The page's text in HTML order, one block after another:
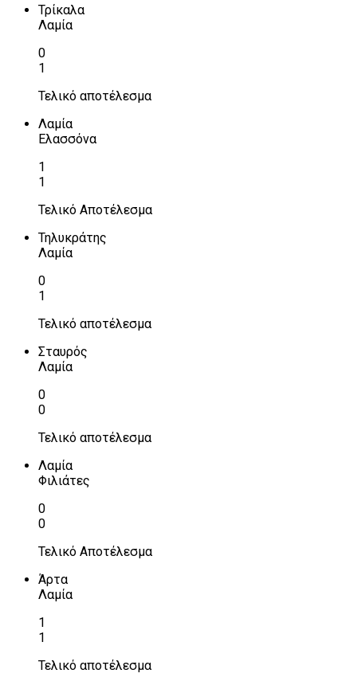
Τρίκαλα
Λαμία
0
1
Τελικό αποτέλεσμα
Λαμία
Ελασσόνα
1
1
Τελικό Αποτέλεσμα
Τηλυκράτης
Λαμία
0
1
Τελικό αποτέλεσμα
Σταυρός
Λαμία
0
0
Τελικό αποτέλεσμα
Λαμία
Φιλιάτες
0
0
Τελικό Αποτέλεσμα
Άρτα
Λαμία
1
1
Τελικό αποτέλεσμα